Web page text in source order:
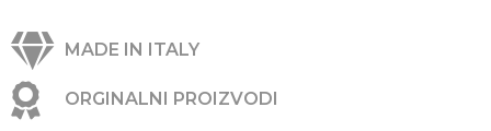
MADE IN ITALY
ORGINALNI PROIZVODI